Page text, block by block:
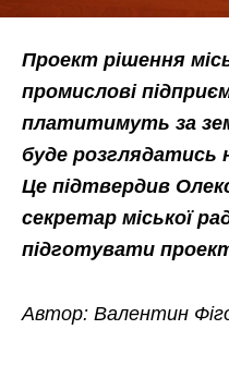
Проект рішення
промислові
платитимуть за
буде розглядатись
Це підтвердив
секретар міської
підготувати
Автор: Валентин